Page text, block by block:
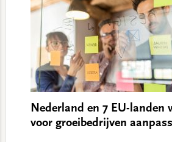
Nederland en 7 EU-landen
voor groeibedrijven